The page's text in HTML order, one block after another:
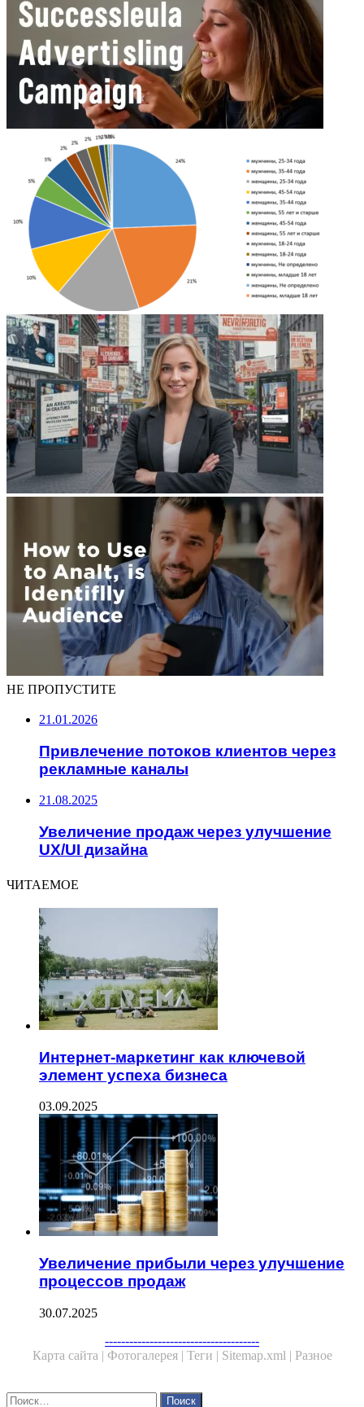
НЕ ПРОПУСТИТЕ
21.01.2026
Привлечение потоков клиентов через
рекламные каналы
21.08.2025
Увеличение продаж через улучшение
UX/UI дизайна
ЧИТАЕМОЕ
Интернет-маркетинг как ключевой
элемент успеха бизнеса
03.09.2025
Увеличение прибыли через улучшение
процессов продаж
30.07.2025
--------------------------------------
Карта сайта | Фотогалерея | Теги | Sitemap.xml | Разное
Close
Найти: